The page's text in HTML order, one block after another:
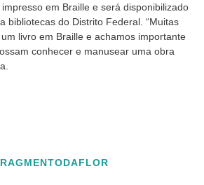
em Braille e será disponibilizado
bibliotecas do Distrito Federal. “Muitas
livro em Braille e achamos importante
conhecer e manusear uma obra